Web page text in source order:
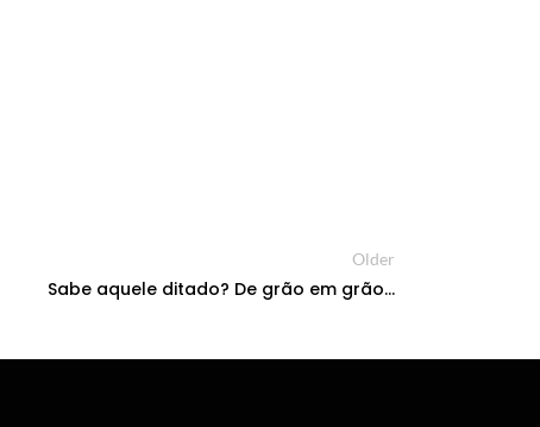
Older
Sabe aquele ditado? De grão em grão…